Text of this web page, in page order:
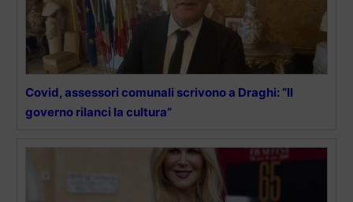
Covid, assessori comunali scrivono a Draghi: “Il
governo rilanci la cultura”